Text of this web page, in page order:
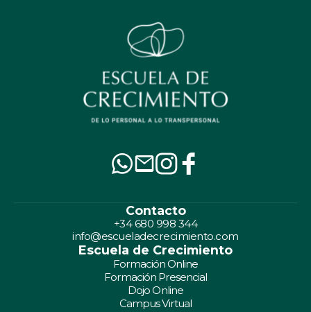
Contacto
+34 680 998 344
info@escueladecrecimiento.com
Escuela de Crecimiento
Formación Online
Formación Presencial
Dojo Online
Campus Virtual